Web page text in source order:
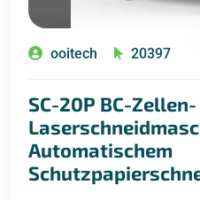
ooitech
20397
SC-20P BC-Zellen-
Automatischem